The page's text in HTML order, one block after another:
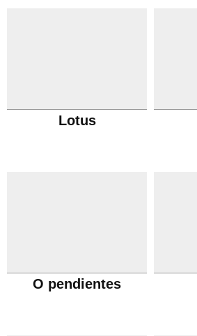
Lotus
O pendientes